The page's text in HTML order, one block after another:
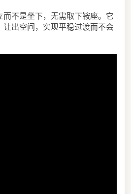
不是坐下，无需取下鞍座。它
让出空间，实现平稳过渡而不会